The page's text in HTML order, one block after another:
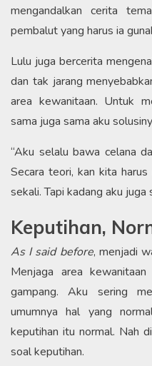
mengandalkan cerita
pembalut yang harus ia
Lulu juga bercerita
dan tak jarang
area kewanitaan. Untuk
sama juga sama aku
“Aku selalu bawa celana
Secara teori, kan kita
sekali. Tapi kadang aku juga
Keputihan,
As I said before, menjadi
Menjaga area
gampang. Aku sering
umumnya hal yang
keputihan itu normal. Nah
soal keputihan.